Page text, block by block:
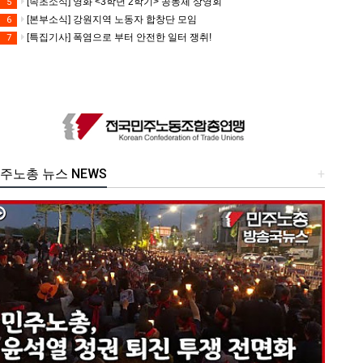
6 [본부소식] 강원지역 노동자 합창단 모임
7 [특집기사] 폭염으로 부터 안전한 일터 쟁취!
+
노총 뉴스 NEWS